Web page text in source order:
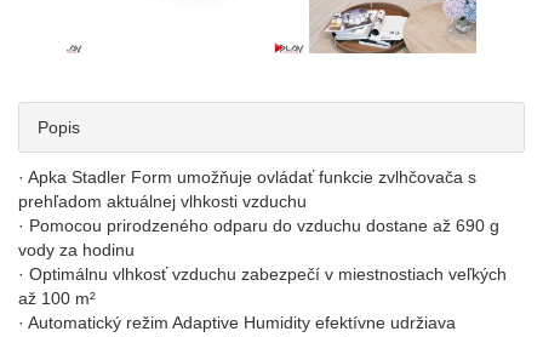
Popis
· Apka Stadler Form umožňuje ovládať funkcie zvlhčovača s
prehľadom aktuálnej vlhkosti vzduchu
· Pomocou prirodzeného odparu do vzduchu dostane až 690 g
vody za hodinu
· Optimálnu vlhkosť vzduchu zabezpečí v miestnostiach veľkých
až 100 m²
· Automatický režim Adaptive Humidity efektívne udržiava